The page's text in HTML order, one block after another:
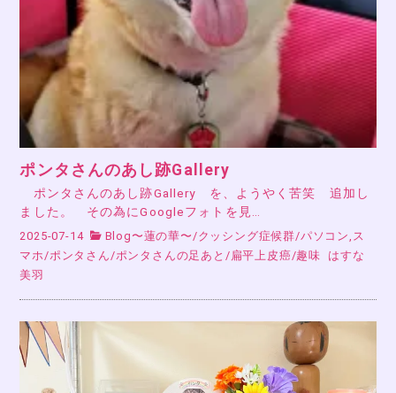
ポンタさんのあし跡Gallery
ポンタさんのあし跡Gallery を、ようやく苦笑 追加し
ました。 その為にGoogleフォトを見…
2025-07-14 Blog〜蓮の華〜/クッシング症候群/パソコン,ス
マホ/ポンタさん/ポンタさんの足あと /扁平上皮癌/趣味
はすな
美羽